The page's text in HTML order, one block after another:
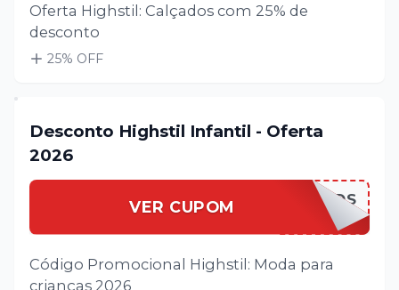
Oferta Highstil: Calçados com 25% de
desconto
25% OFF
Desconto Highstil Infantil - Oferta
2026
VER CUPOM HIGHSTKIDS
Código Promocional Highstil: Moda para
crianças 2026